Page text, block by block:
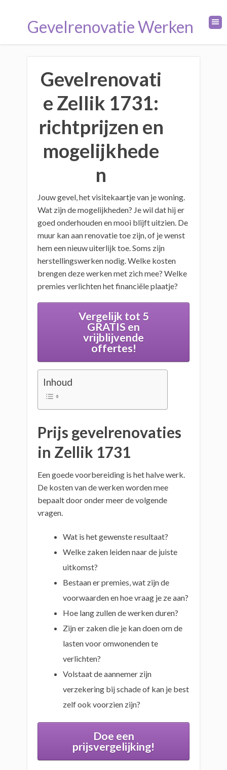
Gevelrenovatie Werken
Gevelrenovati
e Zellik 1731:
richtprijzen en
mogelijkhede
n
Jouw gevel, het visitekaartje van je woning.
Wat zijn de mogelijkheden? Je wil dat hij er
goed onderhouden en mooi blijft uitzien. De
muur kan aan renovatie toe zijn, of je wenst
hem een nieuw uiterlijk toe. Soms zijn
herstellingswerken nodig. Welke kosten
brengen deze werken met zich mee? Welke
premies verlichten het financiële plaatje?
Vergelijk tot 5
GRATIS en
vrijblijvende
offertes!
Inhoud
Prijs gevelrenovaties
in Zellik 1731
Een goede voorbereiding is het halve werk.
De kosten van de werken worden mee
bepaalt door onder meer de volgende
vragen.
Wat is het gewenste resultaat?
Welke zaken leiden naar de juiste
uitkomst?
Bestaan er premies, wat zijn de
voorwaarden en hoe vraag je ze aan?
Hoe lang zullen de werken duren?
Zijn er zaken die je kan doen om de
lasten voor omwonenden te
verlichten?
Volstaat de aannemer zijn
verzekering bij schade of kan je best
zelf ook voorzien zijn?
Doe een
prijsvergelijking!